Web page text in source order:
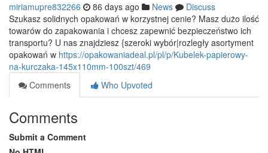
miriamupre832266 86 days ago News
Discuss
Szukasz solidnych opakowań w korzystnej cenie? Masz dużo ilość
towarów do zapakowania i chcesz zapewnić bezpieczeństwo ich
transportu? U nas znajdziesz {szeroki wybór|rozległy asortyment
opakowań w https://opakowaniadeal.pl/pl/p/Kubelek-papierowy-
na-kurczaka-145x110mm-100szt/469
Comments
Who Upvoted
Comments
Submit a Comment